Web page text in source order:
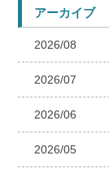
アーカイブ
2026/08
2026/07
2026/06
2026/05